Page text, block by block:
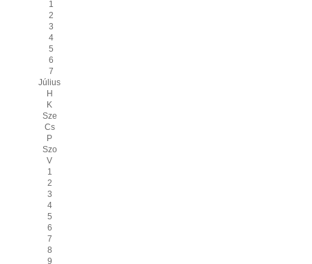
1
2
3
4
5
6
7
Július
H
K
Sze
Cs
P
Szo
V
1
2
3
4
5
6
7
8
9